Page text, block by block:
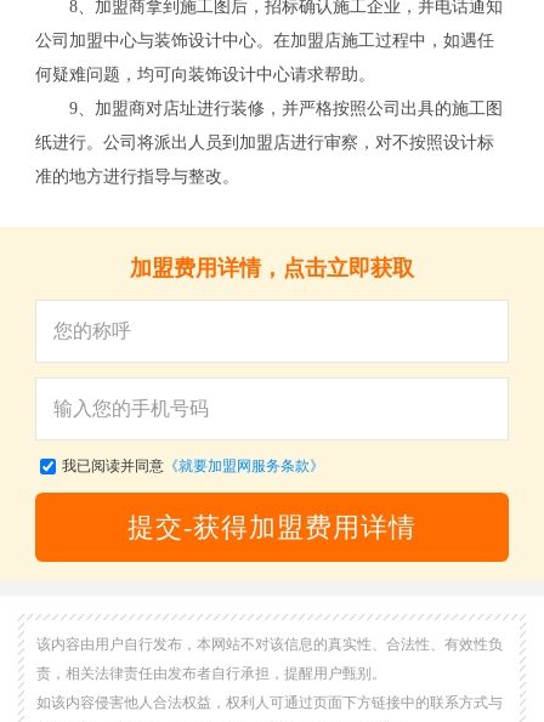
8、加盟商拿到施工图后，招标确认施工企业，并电话通知
公司加盟中心与装饰设计中心。在加盟店施工过程中，如遇任
何疑难问题，均可向装饰设计中心请求帮助。
9、加盟商对店址进行装修，并严格按照公司出具的施工图
纸进行。公司将派出人员到加盟店进行审察，对不按照设计标
准的地方进行指导与整改。
加盟费用详情，点击立即获取
我已阅读并同意《就要加盟网服务条款》
提交-获得加盟费用详情
该内容由用户自行发布，本网站不对该信息的真实性、合法性、有效性负
责，相关法律责任由发布者自行承担，提醒用户甄别。
如该内容侵害他人合法权益，权利人可通过页面下方链接中的联系方式与